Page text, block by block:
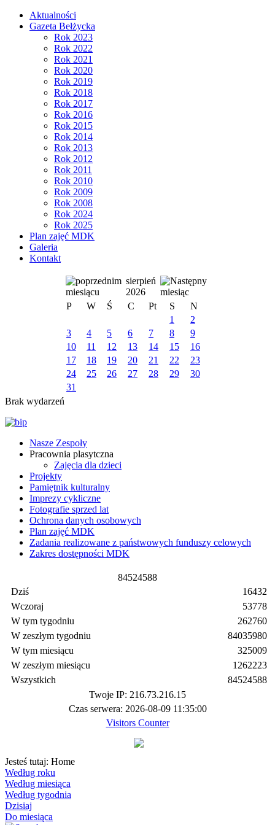
Aktualności
Gazeta Bełżycka
Rok 2023
Rok 2022
Rok 2021
Rok 2020
Rok 2019
Rok 2018
Rok 2017
Rok 2016
Rok 2015
Rok 2014
Rok 2013
Rok 2012
Rok 2011
Rok 2010
Rok 2009
Rok 2008
Rok 2024
Rok 2025
Plan zajęć MDK
Galeria
Kontakt
sierpień
2026
P
W Ś C Pt S
N
1
2
3
4 5 6 7 8
9
10
11 12 13 14 15
16
17
18 19 20 21 22
23
24
25 26 27 28 29
30
31
Brak wydarzeń
Nasze Zespoły
Pracownia plasytczna
Zajęcia dla dzieci
Projekty
Pamiętnik kulturalny
Imprezy cykliczne
Fotografie sprzed lat
Ochrona danych osobowych
Plan zajęć MDK
Zadania realizowane z państwowych funduszy celowych
Zakres dostępności MDK
84524588
Dziś
Wczoraj
W tym tygodniu
W zeszłym tygodniu
W tym miesiącu
W zeszłym miesiącu
Wszystkich
16432
53778
262760
84035980
325009
1262223
84524588
Twoje IP: 216.73.216.15
Czas serwera: 2026-08-09 11:35:00
Visitors Counter
Jesteś tutaj: Home
Według roku
Według miesiąca
Według tygodnia
Dzisiaj
Do miesiąca